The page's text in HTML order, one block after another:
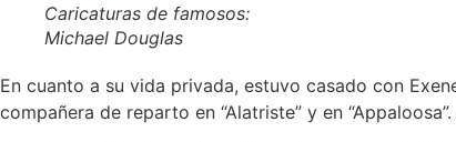
Caricaturas de famosos:
Michael Douglas
En cuanto a su vida privada, estuvo casado con
compañera de reparto en “Alatriste” y en